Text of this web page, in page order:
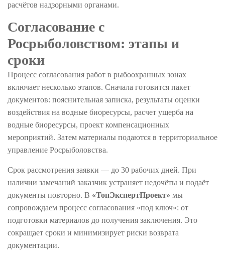
расчётов надзорными органами.
Согласование с
Росрыболовством: этапы и
сроки
Процесс согласования работ в рыбоохранных зонах
включает несколько этапов. Сначала готовится пакет
документов: пояснительная записка, результаты оценки
воздействия на водные биоресурсы, расчет ущерба на
водные биоресурсы, проект компенсационных
мероприятий. Затем материалы подаются в территориальное
управление Росрыболовства.
Срок рассмотрения заявки — до 30 рабочих дней. При
наличии замечаний заказчик устраняет недочёты и подаёт
документы повторно. В «ТопЭкспертПроект» мы
сопровождаем процесс согласования «под ключ»: от
подготовки материалов до получения заключения. Это
сокращает сроки и минимизирует риски возврата
документации.